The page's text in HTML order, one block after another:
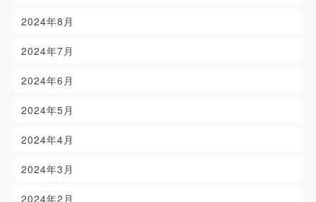
2024年8月
2024年7月
2024年6月
2024年5月
2024年4月
2024年3月
2024年2月